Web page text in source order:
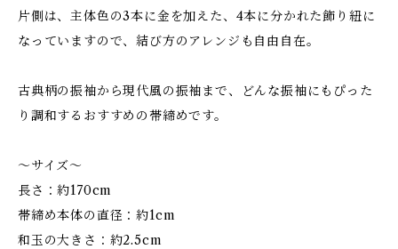
片側は、主体色の3本に金を加えた、4本に分かれた飾り紐に
なっていますので、結び方のアレンジも自由自在。
古典柄の振袖から現代風の振袖まで、どんな振袖にもぴった
り調和するおすすめの帯締めです。
～サイズ～
長さ：約170cm
帯締め本体の直径：約1cm
和玉の大きさ：約2.5cm